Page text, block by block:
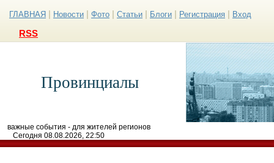
ГЛАВНАЯ Новости Фото Статьи Блоги Регистрация Вход
RSS
Провинциалы
важные события - для жителей регионов
Сегодня 08.08.2026, 22:50